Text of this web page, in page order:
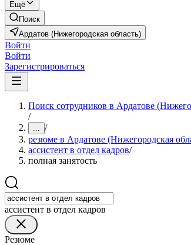
Ещё
Поиск
Ардатов (Нижегородская область)
Войти
Войти
Зарегистрироваться
Поиск сотрудников в Ардатове
/
... /
резюме в Ардатове (Нижегородская
ассистент в отдел кадров/
полная занятость
ассистент в отдел кадров
Резюме